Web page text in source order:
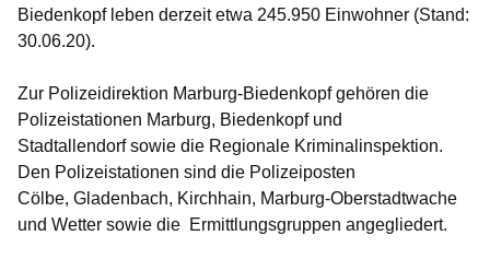
Biedenkopf leben derzeit etwa 245.950 Einwohner (Stand:
30.06.20).
Zur Polizeidirektion Marburg-Biedenkopf gehören die
Polizeistationen Marburg, Biedenkopf und
Stadtallendorf sowie die Regionale Kriminalinspektion.
Den Polizeistationen sind die Polizeiposten
Cölbe, Gladenbach, Kirchhain, Marburg-Oberstadtwache
und Wetter sowie die Ermittlungsgruppen angegliedert.